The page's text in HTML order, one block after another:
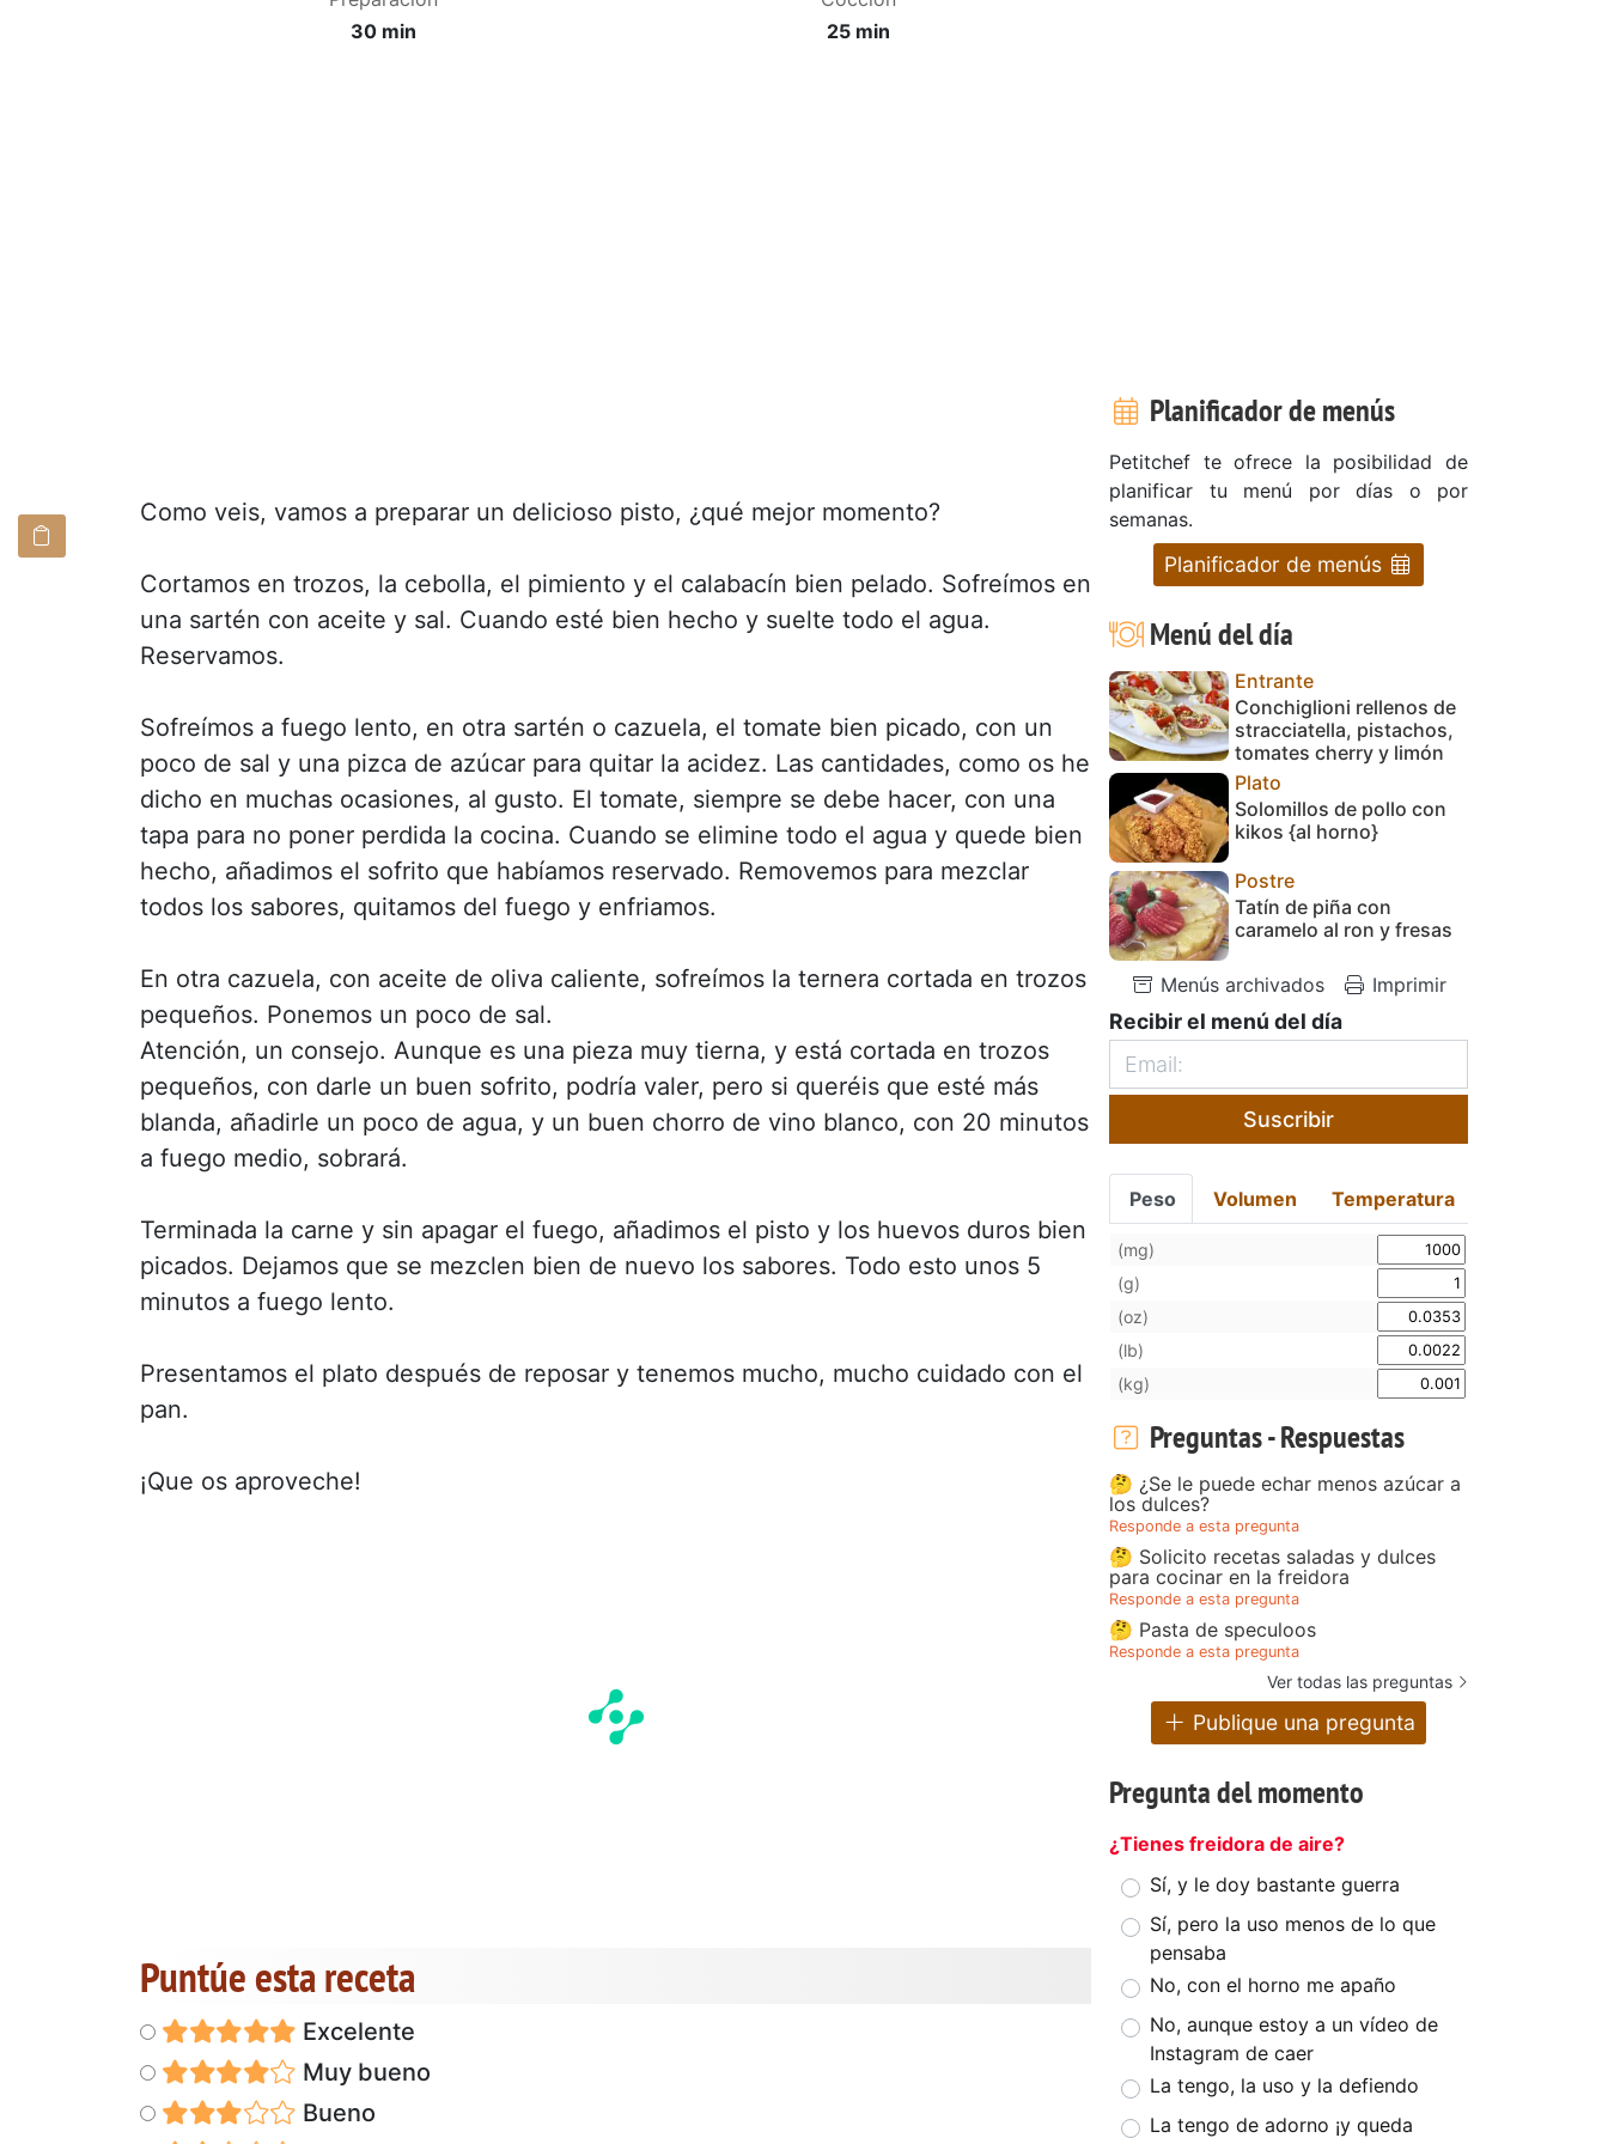
30 min
25 min
Como veis, vamos a preparar un delicioso pisto, ¿qué mejor momento?
Cortamos en trozos, la cebolla, el pimiento y el calabacín bien pelado. Sofreímos en
una sartén con aceite y sal. Cuando esté bien hecho y suelte todo el agua.
Reservamos.
Sofreímos a fuego lento, en otra sartén o cazuela, el tomate bien picado, con un
poco de sal y una pizca de azúcar para quitar la acidez. Las cantidades, como os he
dicho en muchas ocasiones, al gusto. El tomate, siempre se debe hacer, con una
tapa para no poner perdida la cocina. Cuando se elimine todo el agua y quede bien
hecho, añadimos el sofrito que habíamos reservado. Removemos para mezclar
todos los sabores, quitamos del fuego y enfriamos.
En otra cazuela, con aceite de oliva caliente, sofreímos la ternera cortada en trozos
pequeños. Ponemos un poco de sal.
Atención, un consejo. Aunque es una pieza muy tierna, y está cortada en trozos
pequeños, con darle un buen sofrito, podría valer, pero si queréis que esté más
blanda, añadirle un poco de agua, y un buen chorro de vino blanco, con 20 minutos
a fuego medio, sobrará.
Terminada la carne y sin apagar el fuego, añadimos el pisto y los huevos duros bien
picados. Dejamos que se mezclen bien de nuevo los sabores. Todo esto unos 5
minutos a fuego lento.
Presentamos el plato después de reposar y tenemos mucho, mucho cuidado con el
pan.
¡Que os aproveche!
Puntúe esta receta
Excelente
Muy bueno
Bueno
Planificador de menús
Petitchef te ofrece la posibilidad de
planificar tu menú por días o por
semanas.
Planificador de menús
Menú del día
Entrante
Conchiglioni rellenos de
stracciatella, pistachos,
tomates cherry y limón
Plato
Solomillos de pollo con
kikos {al horno}
Postre
Tatín de piña con
caramelo al ron y fresas
Menús archivados Imprimir
Recibir el menú del día
Suscribir
Peso Volumen Temperatura
(mg)
(g)
(oz)
(lb)
(kg)
Preguntas - Respuestas
🤔 ¿Se le puede echar menos azúcar a
los dulces?
Responde a esta pregunta
🤔 Solicito recetas saladas y dulces
para cocinar en la freidora
Responde a esta pregunta
🤔 Pasta de speculoos
Responde a esta pregunta
Ver todas las preguntas
Publique una pregunta
Pregunta del momento
¿Tienes freidora de aire?
Sí, y le doy bastante guerra
Sí, pero la uso menos de lo que
pensaba
No, con el horno me apaño
No, aunque estoy a un vídeo de
Instagram de caer
La tengo, la uso y la defiendo
La tengo de adorno ¡y queda